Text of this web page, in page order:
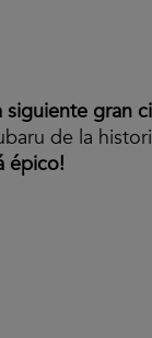
gran
de la
épico!